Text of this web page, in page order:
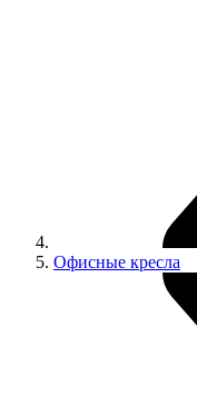
Офисные кресла